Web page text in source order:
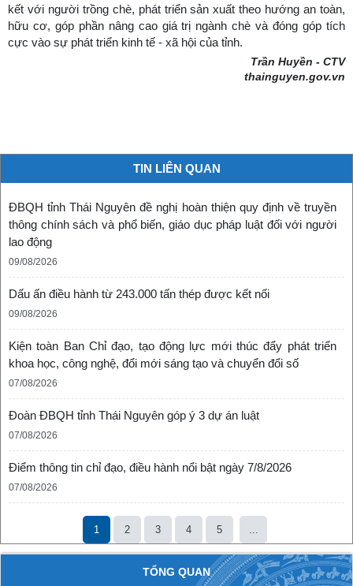
kết với người trồng chè, phát triển sản xuất theo hướng an toàn,
hữu cơ, góp phần nâng cao giá trị ngành chè và đóng góp tích
cực vào sự phát triển kinh tế - xã hội của tỉnh.
Trần Huyền - CTV
thainguyen.gov.vn
TIN LIÊN QUAN
ĐBQH tỉnh Thái Nguyên đề nghị hoàn thiện quy định về truyền
thông chính sách và phổ biến, giáo dục pháp luật đối với người
lao động
09/08/2026
Dấu ấn điều hành từ 243.000 tấn thép được kết nối
09/08/2026
Kiện toàn Ban Chỉ đạo, tạo động lực mới thúc đẩy phát triển
khoa học, công nghệ, đổi mới sáng tạo và chuyển đổi số
07/08/2026
Đoàn ĐBQH tỉnh Thái Nguyên góp ý 3 dự án luật
07/08/2026
Điểm thông tin chỉ đạo, điều hành nổi bật ngày 7/8/2026
07/08/2026
1 2 3 4 5
TỔNG QUAN